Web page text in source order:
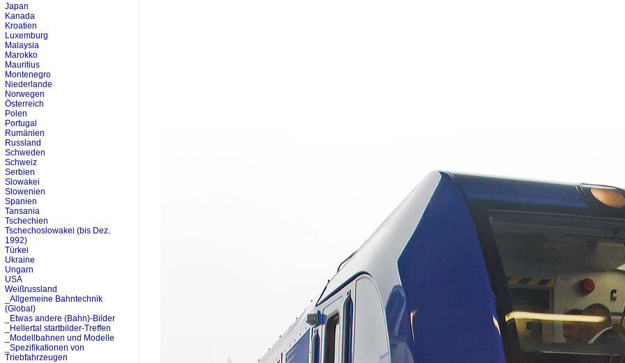
Japan
Kanada
Kroatien
Luxemburg
Malaysia
Marokko
Mauritius
Montenegro
Niederlande
Norwegen
Österreich
Polen
Portugal
Rumänien
Russland
Schweden
Schweiz
Serbien
Slowakei
Slowenien
Spanien
Tansania
Tschechien
Tschechoslowakei (bis Dez.
1992)
Türkei
Ukraine
Ungarn
USA
Weißrussland
_Allgemeine Bahntechnik
(Global)
_Etwas andere (Bahn)-Bilder
_Hellertal startbilder-Treffen
_Modellbahnen und Modelle
_Spezifikationen von
Triebfahrzeugen